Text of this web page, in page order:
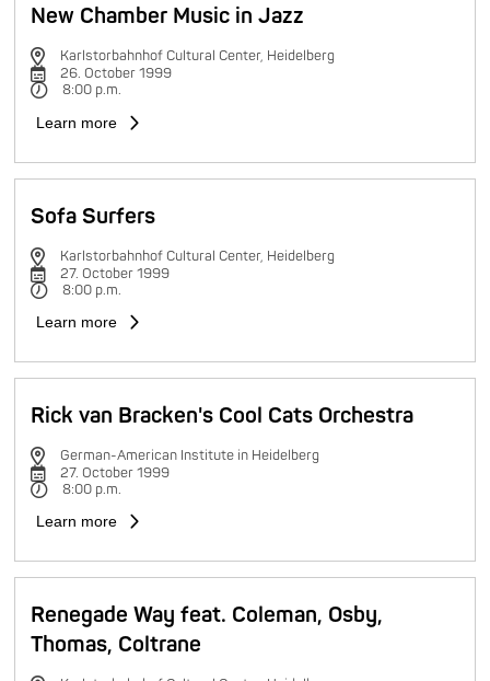
New Chamber Music in Jazz
Karlstorbahnhof Cultural Center, Heidelberg
26. October 1999
8:00 p.m.
Learn more
Sofa Surfers
Karlstorbahnhof Cultural Center, Heidelberg
27. October 1999
8:00 p.m.
Learn more
Rick van Bracken's Cool Cats Orchestra
German-American Institute in Heidelberg
27. October 1999
8:00 p.m.
Learn more
Renegade Way feat. Coleman, Osby,
Thomas, Coltrane